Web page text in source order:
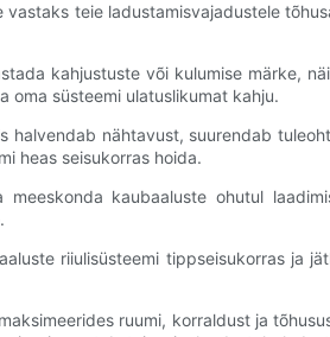
teie ladustamisvajadustele
kahjustuste või kulumise märke,
oma süsteemi ulatuslikumat kahju.
halvendab nähtavust, suurendab
heas seisukorras hoida.
kaubaaluste ohutul
riiulisüsteemi tippseisukorras ja
ruumi, korraldust ja